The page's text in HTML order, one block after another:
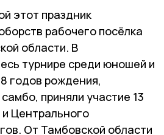
этот праздник
рабочего посёлка
области. В
турнире среди юношей и
годов рождения,
приняли участие 13
Центрального
От Тамбовской области